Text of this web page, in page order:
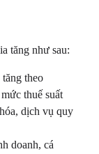
tăng như sau:
theo
thuế suất
dịch vụ quy
doanh, cá